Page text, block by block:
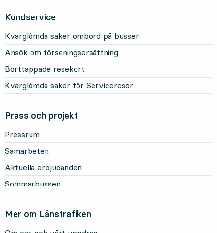
Kundservice
Kvarglömda saker ombord på bussen
Ansök om förseningsersättning
Borttappade resekort
Kvarglömda saker för Serviceresor
Press och projekt
Pressrum
Samarbeten
Aktuella erbjudanden
Sommarbussen
Mer om Länstrafiken